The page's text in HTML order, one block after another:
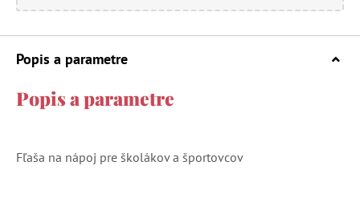
Popis a parametre
Popis a parametre
Fľaša na nápoj pre školákov a športovcov